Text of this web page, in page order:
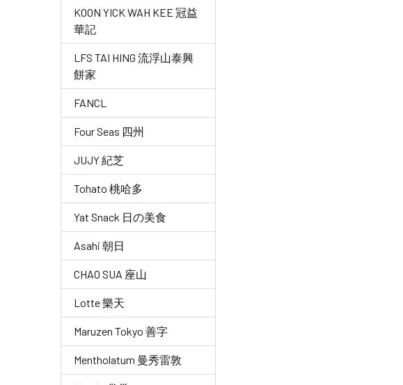
KOON YICK WAH KEE 冠益
華記
LFS TAI HING 流浮山泰興
餅家
FANCL
Four Seas 四州
JUJY 紀芝
Tohato 桃哈多
Yat Snack 日の美食
Asahi 朝日
CHAO SUA 座山
Lotte 樂天
Maruzen Tokyo 善字
Mentholatum 曼秀雷敦